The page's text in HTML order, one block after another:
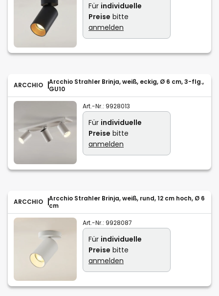
Für individuelle
Preise bitte
anmelden
ARCCHIO
Arcchio Strahler Brinja, weiß, eckig, Ø 6 cm, 3-flg.,
GU10
Art.-Nr.: 9928013
Für individuelle
Preise bitte
anmelden
ARCCHIO
Arcchio Strahler Brinja, weiß, rund, 12 cm hoch, Ø 6
cm
Art.-Nr.: 9928087
Für individuelle
Preise bitte
anmelden